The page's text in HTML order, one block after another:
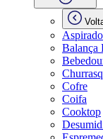
Balança
Cofre
Coifa
Cooktop